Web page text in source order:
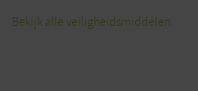
Bekijk alle veiligheidsmiddelen